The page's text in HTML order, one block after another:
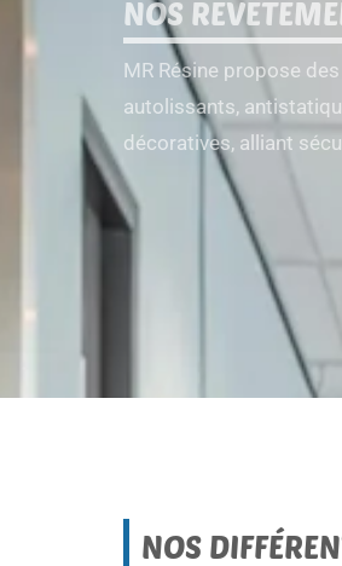
NOS
MR Résine propose
autolissants,
décoratives, alliant
NOS